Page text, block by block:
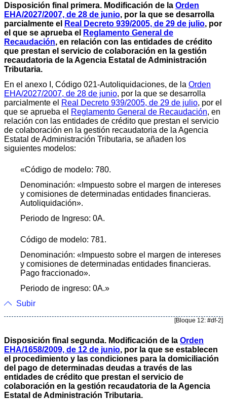
Disposición final primera. Modificación de la Orden
EHA/2027/2007, de 28 de junio, por la que se desarrolla
parcialmente el
Real Decreto 939/2005, de 29 de julio, por
el que se aprueba el
Reglamento General de
Recaudación, en relación con las entidades de crédito
que prestan el servicio de colaboración en la gestión
recaudatoria de la Agencia Estatal de Administración
Tributaria.
En el anexo I, Código 021-Autoliquidaciones, de la Orden
EHA/2027/2007, de 28 de junio, por la que se desarrolla
parcialmente el Real Decreto 939/2005, de 29 de julio, por el
que se aprueba el Reglamento General de Recaudación, en
relación con las entidades de crédito que prestan el servicio
de colaboración en la gestión recaudatoria de la Agencia
Estatal de Administración Tributaria, se añaden los
siguientes modelos:
«Código de modelo: 780.
Denominación: «Impuesto sobre el margen de intereses
y comisiones de determinadas entidades financieras.
Autoliquidación».
Periodo de Ingreso: 0A.
Código de modelo: 781.
Denominación: «Impuesto sobre el margen de intereses
y comisiones de determinadas entidades financieras.
Pago fraccionado».
Periodo de ingreso: 0A.»
Subir
[Bloque 12: #df-2]
Disposición final segunda. Modificación de la Orden
EHA/1658/2009, de 12 de junio, por la que se establecen
el procedimiento y las condiciones para la domiciliación
del pago de determinadas deudas a través de las
entidades de crédito que prestan el servicio de
colaboración en la gestión recaudatoria de la Agencia
Estatal de Administración Tributaria.